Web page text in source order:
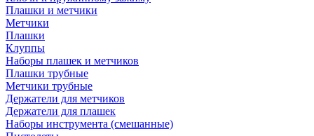
Плашки и метчики
Метчики
Плашки
Клуппы
Наборы плашек и метчиков
Плашки трубные
Метчики трубные
Держатели для метчиков
Держатели для плашек
Наборы инструмента (смешанные)